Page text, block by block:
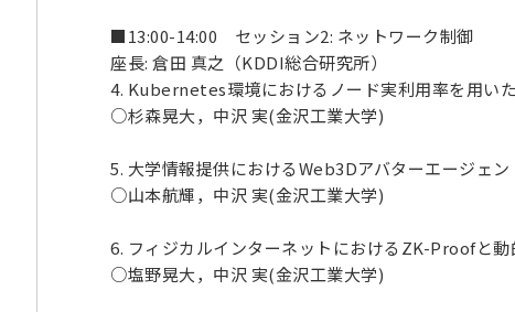
■13:00-14:00 セッション2: ネットワーク制御
座長: 倉田 真之（KDDI総合研究所）
4. Kubernetes環境におけるノード実利用率を用い
○杉森晃大，中沢 実(金沢工業大学)
5. 大学情報提供におけるWeb3Dアバターエージェ
○山本航輝，中沢 実(金沢工業大学)
6. フィジカルインターネットにおけるZK-Proofと
○塩野晃大，中沢 実(金沢工業大学)